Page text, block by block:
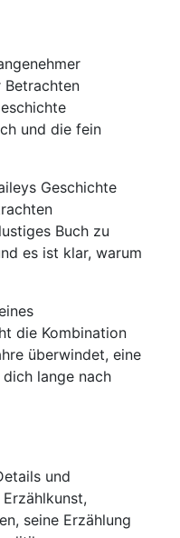
Betrachten
und die fein
Geschichte
Buch zu
es ist klar, warum
die Kombination
überwindet, eine
lange nach
und
seine Erzählung